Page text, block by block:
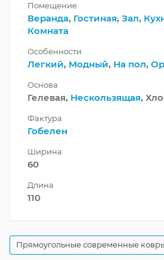
Помещение
Веранда, Гостиная, Зал,
Комната
Особенности
Легкий, Модный, На пол,
Основа
Гелевая, Нескользящая,
Фактура
Гобелен
Ширина
60
Длина
110
Прямоугольные современные